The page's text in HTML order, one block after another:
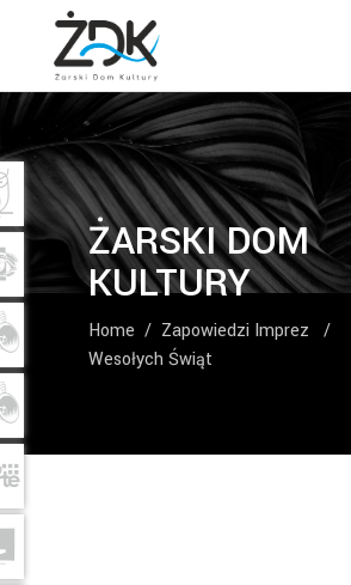
ŻARSKI DOM
KULTURY
Home / Zapowiedzi Imprez
/
Wesołych Świąt